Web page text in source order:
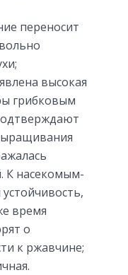
переносит
высокая
грибковым
К насекомым-
время
о
к ржавчине;